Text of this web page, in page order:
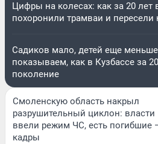
Цифры на колесах: как за 20 лет
похоронили трамваи и пересели
Садиков мало, детей еще
показываем, как в Кузбассе за
поколение
Смоленскую область накрыл
разрушительный циклон: власти
ввели режим ЧС, есть погибшие
кадры